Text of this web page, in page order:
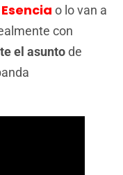
o lo van a
con
el asuntode